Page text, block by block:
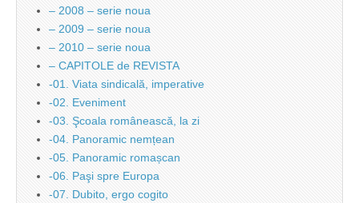
– 2008 – serie noua
– 2009 – serie noua
– 2010 – serie noua
– CAPITOLE de REVISTA
-01. Viata sindicală, imperative
-02. Eveniment
-03. Şcoala românească, la zi
-04. Panoramic nemțean
-05. Panoramic romașcan
-06. Paşi spre Europa
-07. Dubito, ergo cogito